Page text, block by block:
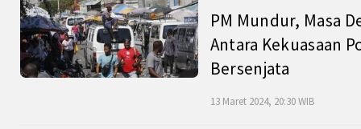
PM Mundur, Masa
Antara Kekuasaan
Bersenjata
13 Maret 2024, 20:30 WIB